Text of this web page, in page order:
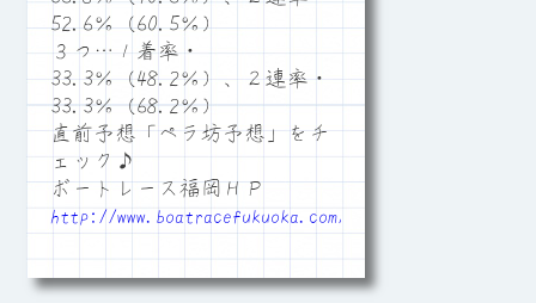
52.6％（60.5％）
３つ…１着率・
33.3％（48.2％）、２連率・
33.3％（68.2％）
直前予想「ペラ坊予想」をチ
ェック♪
ボートレース福岡ＨＰ
http://www.boatracefukuoka.com/